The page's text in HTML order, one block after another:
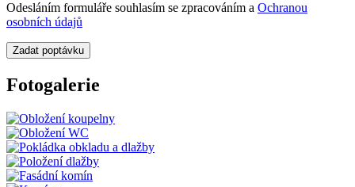
Odesláním formuláře souhlasím se zpracováním a Ochranou
osobních údajů
Zadat poptávku
Fotogalerie